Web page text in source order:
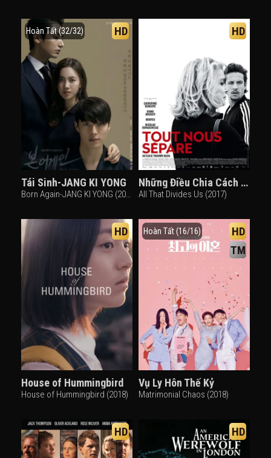
Hoàn Tất (32/32) HD
Tái Sinh-JANG KI YONG
Born Again-JANG KI YONG (2020)
HD
Những Điều Chia Cách Chúng Ta
All That Divides Us (2017)
HD
House of Hummingbird
House of Hummingbird (2018)
Hoàn Tất (16/16)
HD
TM
Vụ Ly Hôn Thế Kỷ
Matrimonial Chaos (2018)
HD HD